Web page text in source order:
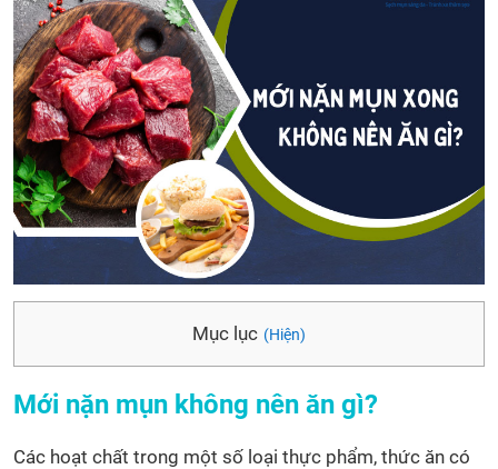
Mục lục (Hiện)
Mới nặn mụn không nên ăn gì?
Các hoạt chất trong một số loại thực phẩm, thức ăn có